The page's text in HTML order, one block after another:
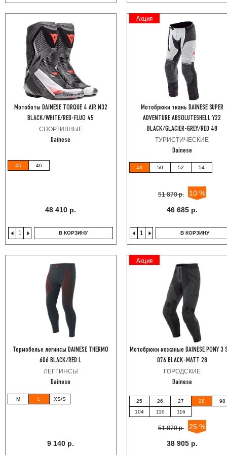
Мотоботы DAINESE TORQUE 4 AIR N32
BLACK/WHITE/RED-FLUO 45
СПОРТИВНЫЕ
Dainese
45 46
48 410 р.
В КОРЗИНУ
Акция
Мотобрюки ткань DAINESE SUPER
ADVENTURE ABSOLUTESHELL Y22
BLACK/GLACIER-GREY/RED 48
ТУРИСТИЧЕСКИЕ
Dainese
48 50 52 54
51 870 р. 10 %
46 685 р.
В КОРЗИНУ
Термобелье легинсы DAINESE THERMO
606 BLACK/RED L
ЛЕГГИНСЫ
Dainese
M L XS/S
9 140 р.
Акция
Мотобрюки кожаные DAINESE PONY 3
076 BLACK-MATT 28
ГОРОДСКИЕ
Dainese
25 26 27 28
98
104
110 116
51 870 р. 25 %
38 905 р.